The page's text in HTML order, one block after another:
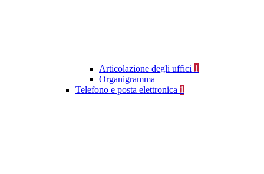
Articolazione degli uffici 1
Organigramma
Telefono e posta elettronica 1